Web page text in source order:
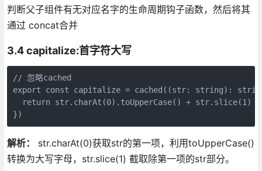
判断父子组件有无对应名字的生命周期钩子函数，然后将其
通过 concat合并
3.4 capitalize:首字符大写
// 忽略cached
export const capitalize = cached((str: string):
  return str.charAt(0).toUpperCase() + str.slice(1)
})
解析：
str.charAt(0)获取str的第一项，利用toUpperCase()
转换为大写字母，str.slice(1) 截取除第一项的str部分。